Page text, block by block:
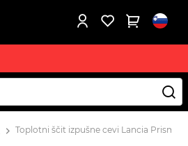
Toplotni ščit izpušne cevi Lancia Prisma,